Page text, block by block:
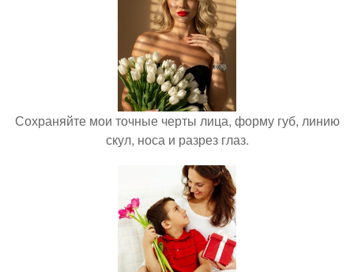
Сохраняйте мои точные черты лица, форму губ, линию
скул, носа и разрез глаз.